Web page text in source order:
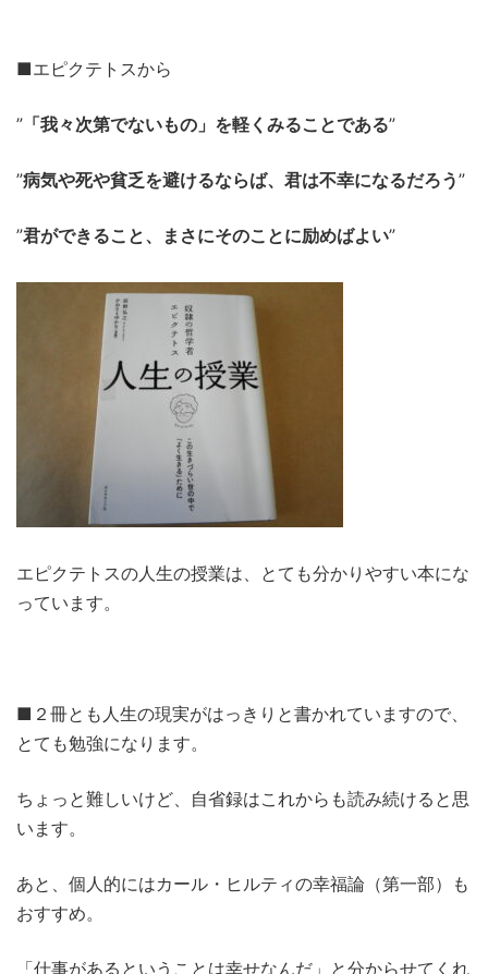
■エピクテトスから
” 「我々次第でないもの」を軽くみることである”
”病気や死や貧乏を避けるならば、君は不幸になるだろう”
”君ができること、まさにそのことに励めばよい”
エピクテトスの人生の授業は、とても分かりやすい本にな
っています。
■２冊とも人生の現実がはっきりと書かれていますので、
とても勉強になります。
ちょっと難しいけど、自省録はこれからも読み続けると思
います。
あと、個人的にはカール・ヒルティの幸福論（第一部）も
おすすめ。
「仕事があるということは幸せなんだ」と分からせてくれ